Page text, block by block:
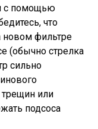
с помощью
что
новом фильтре
(обычно стрелка
сильно
или
подсоса